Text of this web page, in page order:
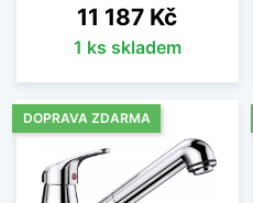
Cena
11 187 Kč
1 ks skladem
DOPRAVA ZDARMA